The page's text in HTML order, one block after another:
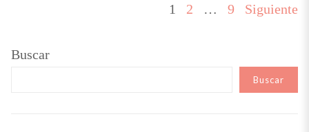
entradas
1 2 … 9 Siguiente
Buscar
Buscar